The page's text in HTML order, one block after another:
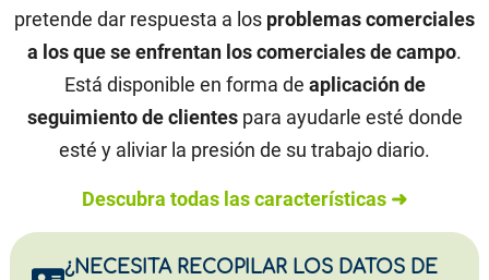
pretende dar respuesta a los problemas comerciales
a los que se enfrentan los comerciales de campo.
Está disponible en forma de aplicación de
seguimiento de clientespara ayudarle esté donde
esté y aliviar la presión de su trabajo diario.
Descubra todas las características ➜
¿NECESITA RECOPILAR LOS DATOS DE